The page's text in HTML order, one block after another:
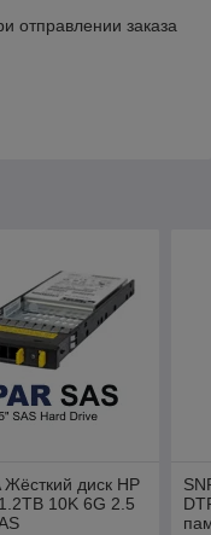
заказа
Жёсткий диск HP
10K 6G 2.5